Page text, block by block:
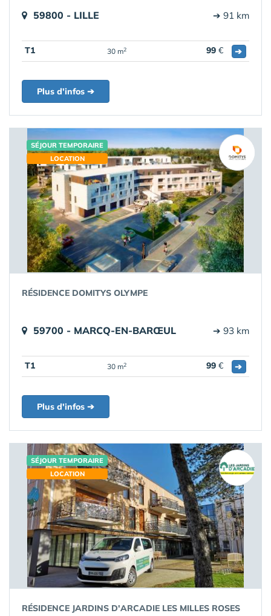
59800 - LILLE ➔ 91 km
T1 30 m2 99 € ➔
Plus d'infos ➔
SÉJOUR TEMPORAIRE
LOCATION
RÉSIDENCE DOMITYS OLYMPE
59700 - MARCQ-EN-BARŒUL ➔ 93 km
T1 30 m2 99 € ➔
Plus d'infos ➔
SÉJOUR TEMPORAIRE
LOCATION
RÉSIDENCE JARDINS D'ARCADIE LES MILLES ROSES